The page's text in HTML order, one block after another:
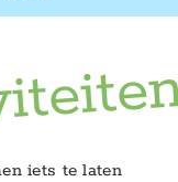
iets te laten